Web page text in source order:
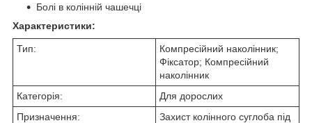
Болі в колінній чашечці
Характеристики:
Тип:
Компресійний наколінник;
Фіксатор; Компресійний
наколінник
Категорія:
Для дорослих
Призначення:
Захист колінного суглоба під